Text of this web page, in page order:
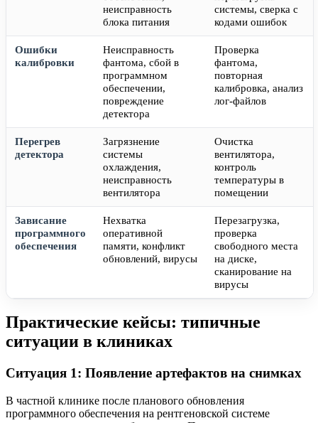
неисправность
блока питания
системы, сверка с
кодами ошибок
Ошибки
калибровки
Неисправность
фантома, сбой в
программном
обеспечении,
повреждение
детектора
Проверка
фантома,
повторная
калибровка, анализ
лог-файлов
Перегрев
детектора
Загрязнение
системы
охлаждения,
неисправность
вентилятора
Очистка
вентилятора,
контроль
температуры в
помещении
Зависание
программного
обеспечения
Нехватка
оперативной
памяти, конфликт
обновлений, вирусы
Перезагрузка,
проверка
свободного места
на диске,
сканирование на
вирусы
Практические кейсы: типичные
ситуации в клиниках
Ситуация 1: Появление артефактов на снимках
В частной клинике после планового обновления
программного обеспечения на рентгеновской системе